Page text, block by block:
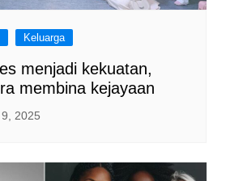
Keluarga
menjadi kekuatan,
membina kejayaan
2025